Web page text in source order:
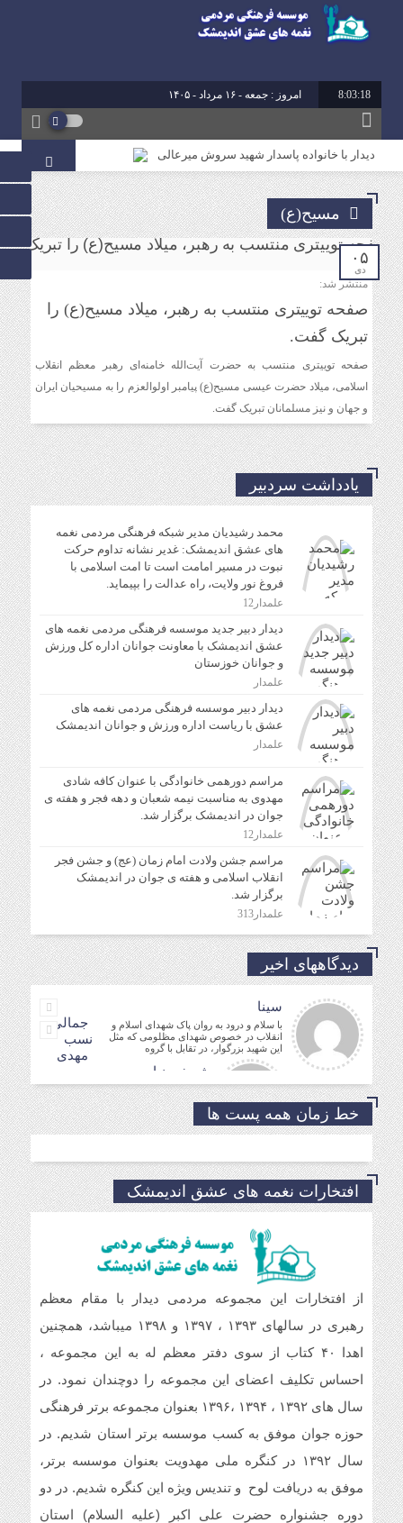
8:03:18 امروز : جمعه - ۱۶ مرداد - ۱۴۰۵
برابر با : Friday - 7 August - 2026
دیدار با خانواده پاسدار شهید سروش میرعالی
آیین تقدیر از فعالین امر ازدواج استان خوزستان
محمد رشیدیان مدیر شبکه فرهنگی مردمی نغمه های عشق
اندیمشک: غدیر نشانه تداوم حرکت نبوت در مسیر امامت
است تا امت اسلامی با فروغ نور ولایت، راه عدالت را بپیماید.
برگزاری کارگاه کارآفرینی اجتماعی و راه اندازی پروژه های
کوچک و موثر در موسسه فرهنگی مردمی نغمه های عشق
اندیمشک
دیدار دبیر جدید موسسه فرهنگی مردمی نغمه های عشق
اندیمشک با معاونت جوانان اداره کل ورزش و جوانان
خوزستان
دیدار دبیر موسسه فرهنگی مردمی نغمه های عشق با ریاست
اداره ورزش و جوانان اندیمشک
مراسم دورهمی خانوادگی با عنوان کافه شادی مهدوی به
مناسبت نیمه شعبان و دهه فجر و هفته ی جوان در اندیمشک
برگزار شد.
مراسم جشن ولادت امام زمان (عج) و جشن فجر انقلاب
اسلامی و هفته ی جوان در اندیمشک برگزار شد.
تشریح برنامه های دهه مهدویت شبکه فرهنگی مردمی نغمه
های عشق اندیمشک
مسیح(ع)
۰۵
دی
منتشر شد:
صفحه توییتری منتسب به رهبر، میلاد مسیح(ع) را
تبریک گفت.
صفحه توییتری منتسب به حضرت آیت‌الله خامنه‌ای رهبر معظم انقلاب
اسلامی، میلاد حضرت عیسی مسیح(ع) پیامبر اولوالعزم را به مسیحیان ایران
و جهان و نیز مسلمانان تبریک گفت.
یادداشت سردبیر
محمد رشیدیان مدیر شبکه فرهنگی مردمی نغمه
های عشق اندیمشک: غدیر نشانه تداوم حرکت
نبوت در مسیر امامت است تا امت اسلامی با
فروغ نور ولایت، راه عدالت را بپیماید.
علمدار12
دیدار دبیر جدید موسسه فرهنگی مردمی نغمه های
عشق اندیمشک با معاونت جوانان اداره کل ورزش
و جوانان خوزستان
علمدار
دیدار دبیر موسسه فرهنگی مردمی نغمه های
عشق با ریاست اداره ورزش و جوانان اندیمشک
علمدار
مراسم دورهمی خانوادگی با عنوان کافه شادی
مهدوی به مناسبت نیمه شعبان و دهه فجر و هفته ی
جوان در اندیمشک برگزار شد.
علمدار12
مراسم جشن ولادت امام زمان (عج) و جشن فجر
انقلاب اسلامی و هفته ی جوان در اندیمشک
برگزار شد.
علمدار313
دیدگاههای اخیر
سینا
با سلام و درود به روان پاک شهدای اسلام و
انقلاب در خصوص شهدای مظلومی که مثل
این شهید بزرگوار، در تقابل با گروه
جمالی
نسب
مهدی
شریفی نیا
خداروشکر که جوانانی مثه شما داریم.
مدیر فرهنگی
سلام و ارادت. بله از طریق خط تلفن شما در
شبکه های مجازی ارسال گردید.
حسین
سلام خسته نباشین فایل صوتی بیکلام سرود
بهشتی)
خط زمان همه پست ها
افتخارات نغمه های عشق اندیمشک
از افتخارات این مجموعه مردمی دیدار با مقام معظم
رهبری در سالهای ۱۳۹۳ ، ۱۳۹۷ و ۱۳۹۸ میباشد، همچنین
اهدا ۴۰ کتاب از سوی دفتر معظم له به این مجموعه ،
احساس تکلیف اعضای این مجموعه را دوچندان نمود. در
سال های ۱۳۹۲ ، ۱۳۹۴ ،۱۳۹۶ بعنوان مجموعه برتر فرهنگی
حوزه جوان موفق به کسب موسسه برتر استان شدیم. در
سال ۱۳۹۲ در کنگره ملی مهدویت بعنوان موسسه برتر،
موفق به دریافت لوح و تندیس ویژه این کنگره شدیم. در دو
دوره جشنواره حضرت علی اکبر (علیه السلام) استان